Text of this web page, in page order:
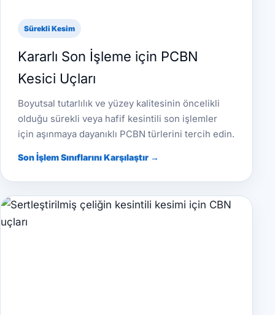
Sürekli Kesim
Kararlı Son İşleme için PCBN
Kesici Uçları
Boyutsal tutarlılık ve yüzey kalitesinin öncelikli
olduğu sürekli veya hafif kesintili son işlemler
için aşınmaya dayanıklı PCBN türlerini tercih edin.
Son İşlem Sınıflarını Karşılaştır →